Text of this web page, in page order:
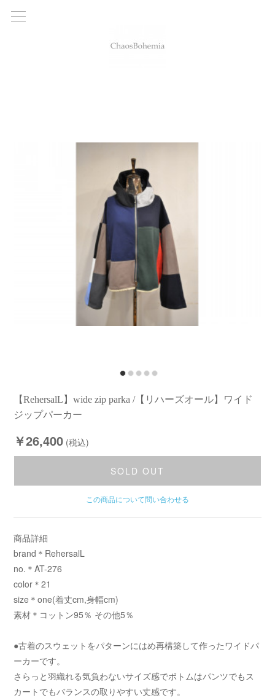
【RehersalL】wide zip parka /【リハーズオール】ワイド
ジップパーカー
￥26,400 (税込)
SOLD OUT
この商品について問い合わせる
商品詳細
brand＊RehersalL
no.＊AT-276
color＊21
size＊one(着丈cm,身幅cm)
素材＊コットン95％ その他5％
●古着のスウェットをパターンにはめ再構築して作ったワイドパ
ーカーです。
さらっと羽織れる気負わないサイズ感でボトムはパンツでもス
カートでもバランスの取りやすい丈感です。